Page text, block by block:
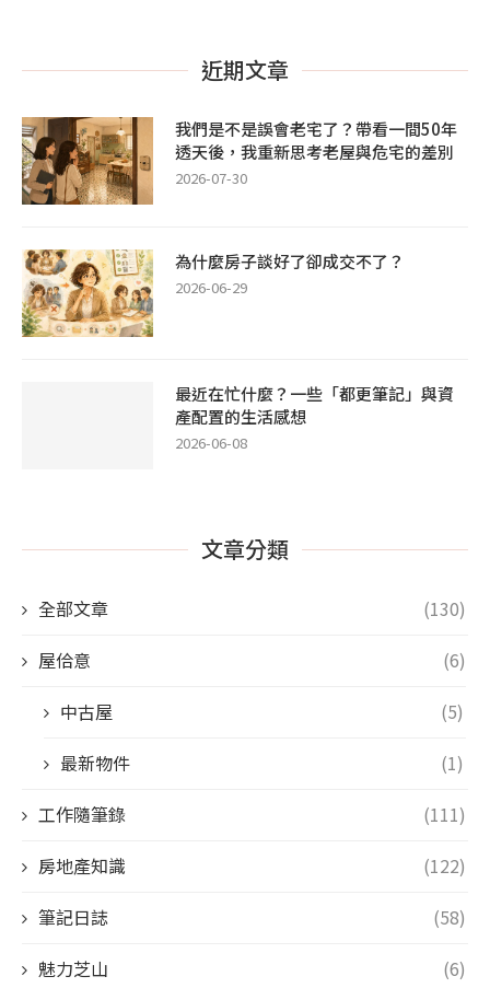
近期文章
我們是不是誤會老宅了？帶看一間50年
透天後，我重新思考老屋與危宅的差別
2026-07-30
為什麼房子談好了卻成交不了？
2026-06-29
最近在忙什麼？一些「都更筆記」與資
產配置的生活感想
2026-06-08
文章分類
全部文章
(130)
屋佮意
(6)
中古屋
(5)
最新物件
(1)
工作隨筆錄
(111)
房地產知識
(122)
筆記日誌
(58)
魅力芝山
(6)